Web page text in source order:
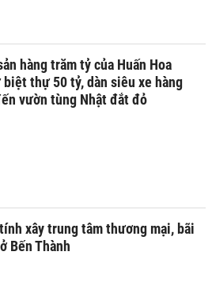
hàng trăm tỷ của Huấn Hoa
biệt thự 50 tỷ, dàn siêu xe hàng
vườn tùng Nhật đắt đỏ
xây trung tâm thương mại, bãi
Bến Thành